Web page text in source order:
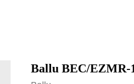
Ballu BEC/EZMR-